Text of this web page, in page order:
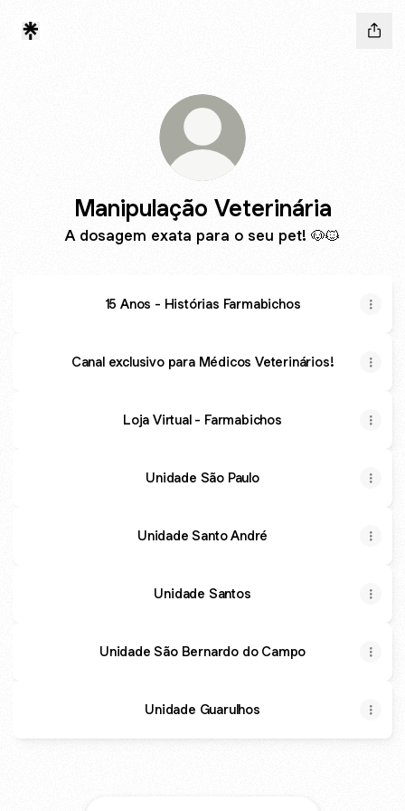
Manipulação Veterinária
A dosagem exata para o seu pet! 🐶🐱
15 Anos - Histórias Farmabichos
Canal exclusivo para Médicos Veterinários!
Loja Virtual - Farmabichos
Unidade São Paulo
Unidade Santo André
Unidade Santos
Unidade São Bernardo do Campo
Unidade Guarulhos